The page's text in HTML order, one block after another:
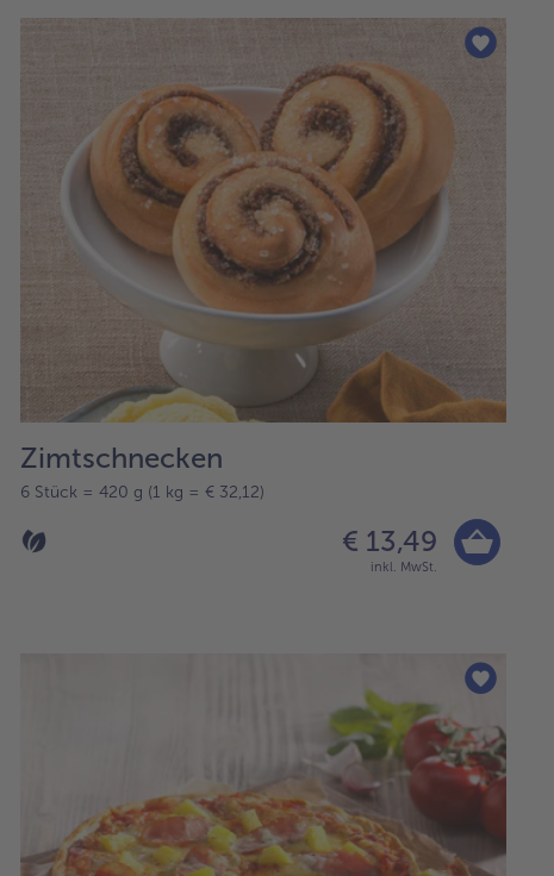
Zimtschnecken
6 Stück = 420 g (1 kg = € 32,12)
€ 13,49
inkl. MwSt.